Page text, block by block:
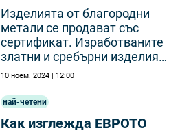
Изделията от благородни
метали се продават със
сертификат. Изработваните
златни и сребърни изделия
трябва да бъдат маркирани с
фирмен знак
10 ноем. 2024 | 12:00
най-четени
Как изглежда ЕВРОТО